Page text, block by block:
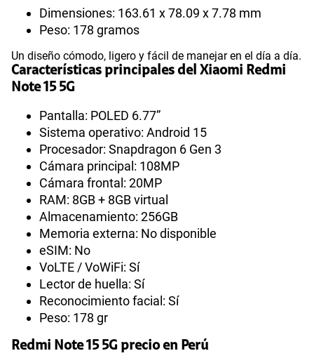
Dimensiones: 163.61 x 78.09 x 7.78 mm
Peso: 178 gramos
Un diseño cómodo, ligero y fácil de manejar en el día a día.
Características principales del Xiaomi Redmi
Note 15 5G
Pantalla: POLED 6.77”
Sistema operativo: Android 15
Procesador: Snapdragon 6 Gen 3
Cámara principal: 108MP
Cámara frontal: 20MP
RAM: 8GB + 8GB virtual
Almacenamiento: 256GB
Memoria externa: No disponible
eSIM: No
VoLTE / VoWiFi: Sí
Lector de huella: Sí
Reconocimiento facial: Sí
Peso: 178 gr
Redmi Note 15 5G precio en Perú